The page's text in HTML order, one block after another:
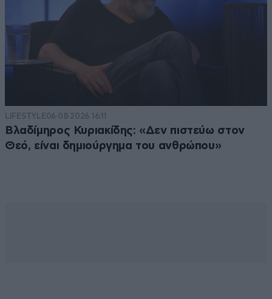
LIFESTYLE06·08·2026 16:11
Βλαδίμηρος Κυριακίδης: «Δεν πιστεύω στον
Θεό, είναι δημιούργημα του ανθρώπου»